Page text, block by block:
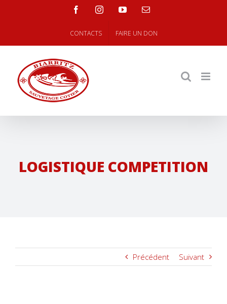
facebookinstagramyoutubeEmail
CONTACTS FAIRE UN DON
LOGISTIQUE COMPETITION
Précédent Suivant